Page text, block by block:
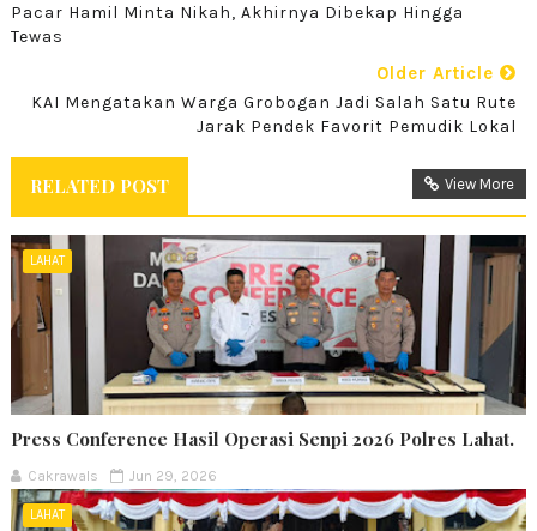
Pacar Hamil Minta Nikah, Akhirnya Dibekap Hingga
Tewas
Older Article
KAI Mengatakan Warga Grobogan Jadi Salah Satu Rute
Jarak Pendek Favorit Pemudik Lokal
RELATED POST View More
LAHAT
Press Conference Hasil Operasi Senpi 2026 Polres Lahat.
Cakrawals Jun 29, 2026
LAHAT